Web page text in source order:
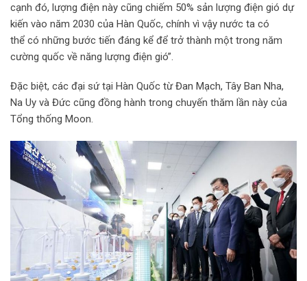
cạnh đó, lượng điện này cũng chiếm 50% sản lượng điện gió dự
kiến vào năm 2030 của Hàn Quốc, chính vì vậy nước ta có
thể có những bước tiến đáng kể để trở thành một trong năm
cường quốc về năng lượng điện gió”.
Đặc biệt, các đại sứ tại Hàn Quốc từ Đan Mạch, Tây Ban Nha,
Na Uy và Đức cũng đồng hành trong chuyến thăm lần này của
Tổng thống Moon.